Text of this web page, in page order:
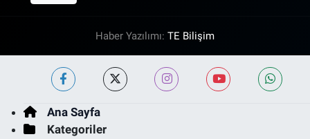
Haber Yazılımı: TE Bilişim
Ana Sayfa
Kategoriler